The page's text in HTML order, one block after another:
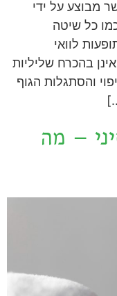
מבוצע על ידי
כל שיטה
לוואי
בהכרח שליליות
והסתגלות הגוף
– מה